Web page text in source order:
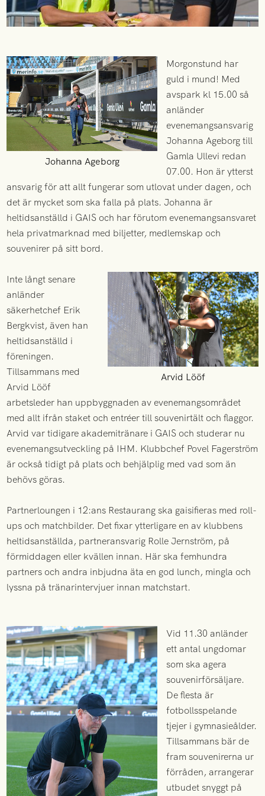
Johanna Ageborg
Morgonstund har
guld i mund! Med
avspark kl 15.00 så
anländer
evenemangsansvarig
Johanna Ageborg till
Gamla Ullevi redan
07.00. Hon är ytterst
ansvarig för att allt fungerar som utlovat under dagen, och
det är mycket som ska falla på plats. Johanna är
heltidsanställd i GAIS och har förutom evenemangsansvaret
hela privatmarknad med biljetter, medlemskap och
souvenirer på sitt bord.
Arvid Lööf
Inte långt senare
anländer
säkerhetchef Erik
Bergkvist, även han
heltidsanställd i
föreningen.
Tillsammans med
Arvid Lööf
arbetsleder han uppbyggnaden av evenemangsområdet
med allt ifrån staket och entréer till souvenirtält och flaggor.
Arvid var tidigare akademitränare i GAIS och studerar nu
evenemangsutveckling på IHM. Klubbchef Povel Fagerström
är också tidigt på plats och behjälplig med vad som än
behövs göras.
Partnerloungen i 12:ans Restaurang ska gaisifieras med roll-
ups och matchbilder. Det fixar ytterligare en av klubbens
heltidsanställda, partneransvarig Rolle Jernström, på
förmiddagen eller kvällen innan. Här ska femhundra
partners och andra inbjudna äta en god lunch, mingla och
lyssna på tränarintervjuer innan matchstart.
Vid 11.30 anländer
ett antal ungdomar
som ska agera
souvenirförsäljare.
De flesta är
fotbollsspelande
tjejer i gymnasieålder.
Tillsammans bär de
fram souvenirerna ur
förråden, arrangerar
utbudet snyggt på